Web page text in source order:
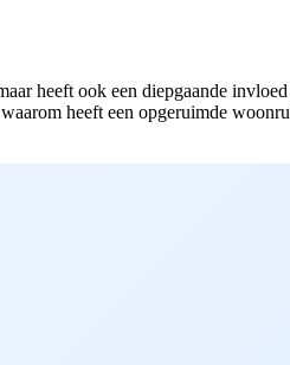
heeft ook een diepgaande
heeft een opgeruimde